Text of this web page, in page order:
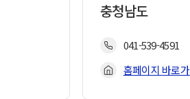
충청남도
041-539-4591
홈페이지 바로